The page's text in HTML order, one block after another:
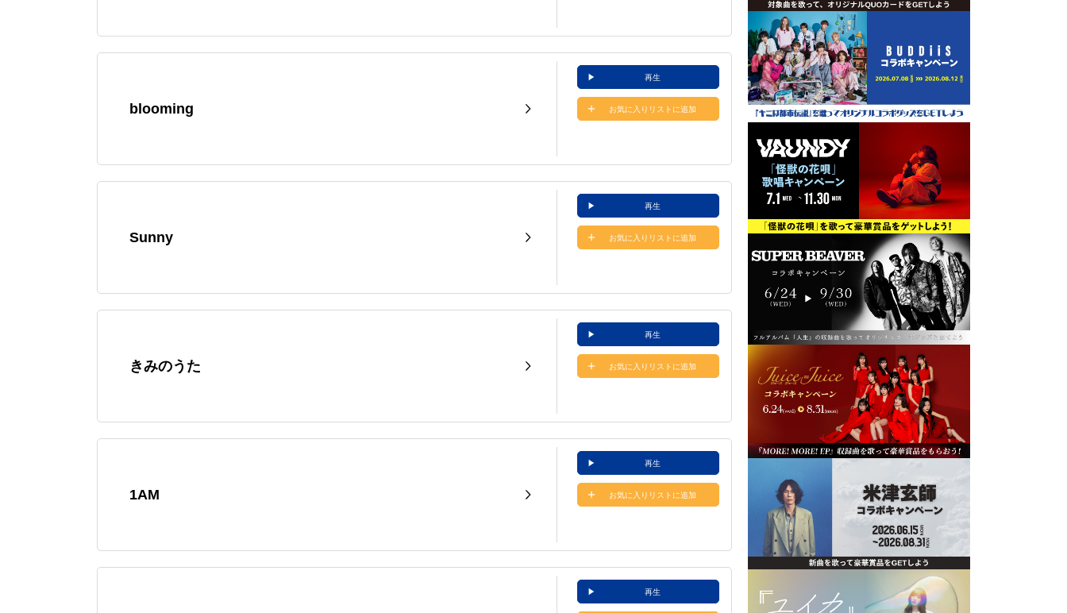
blooming
再生
お気に入りリストに追加
Sunny
再生
お気に入りリストに追加
きみのうた
再生
お気に入りリストに追加
1AM
再生
お気に入りリストに追加
再生